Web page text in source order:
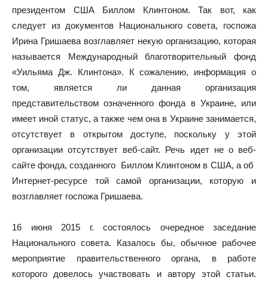
президентом США Биллом Клинтоном. Так вот, как
следует из документов Национального совета, госпожа
Ирина Гришаева возглавляет некую организацию, которая
называется Международный благотворительный фонд
«Уильяма Дж. Клинтона». К сожалению, информация о
том, является ли данная организация
представительством означенного фонда в Украине, или
имеет иной статус, а также чем она в Украине занимается,
отсутствует в открытом доступе, поскольку у этой
организации отсутствует веб-сайт. Речь идет не о веб-
сайте фонда, созданного Биллом Клинтоном в США, а об
Интернет-ресурсе той самой организации, которую и
возглавляет госпожа Гришаева.
16 июня 2015 г. состоялось очередное заседание
Национального совета. Казалось бы, обычное рабочее
мероприятие правительственного органа, в работе
которого довелось участвовать и автору этой статьи.